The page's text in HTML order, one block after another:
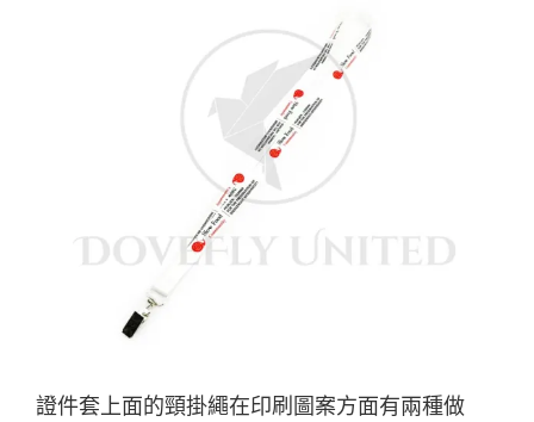
證件套上面的頸掛繩在印刷圖案方面有兩種做